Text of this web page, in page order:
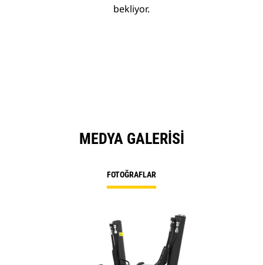
bekliyor.
MEDYA GALERISI
FOTOĞRAFLAR